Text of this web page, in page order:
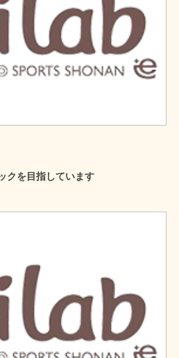
クを目指しています